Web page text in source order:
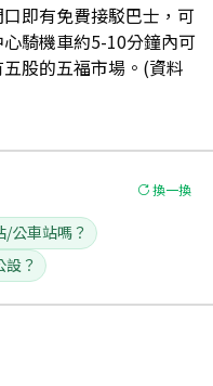
即有免費接駁巴士，可
騎機車約5-10分鐘內可
股的五福市場。(資料
換一換
/公車站嗎？
？